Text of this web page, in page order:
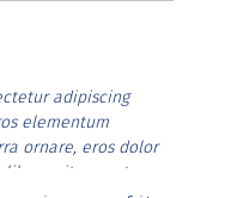
adipiscing
elementum
ornare, eros dolor
vitae erat.